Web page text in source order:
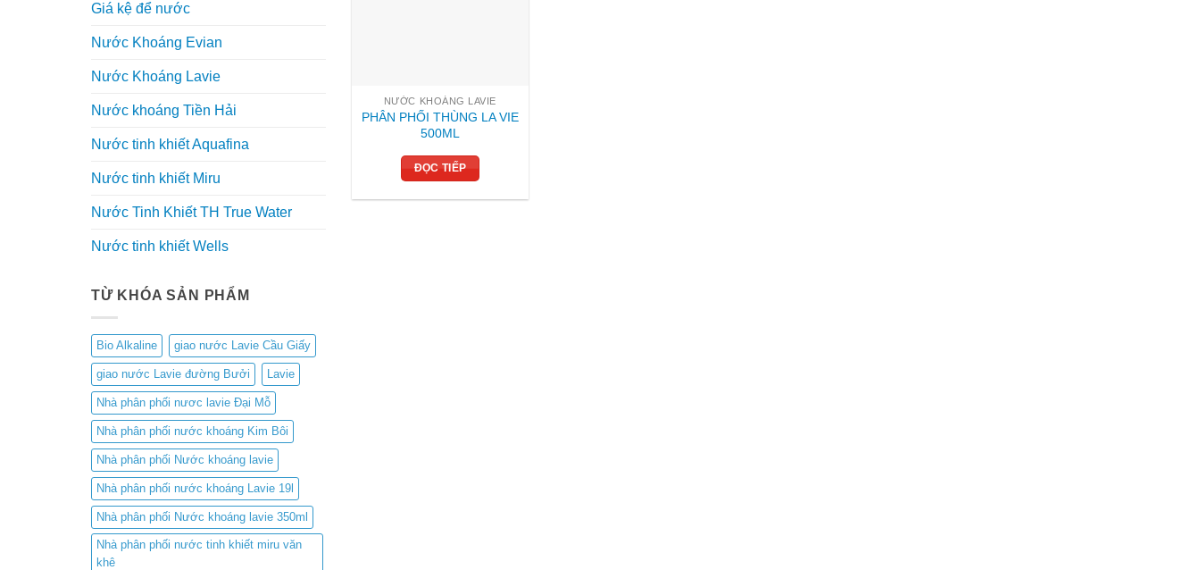
Giá kệ để nước
Nước Khoáng Evian
Nước Khoáng Lavie
Nước khoáng Tiền Hải
Nước tinh khiết Aquafina
Nước tinh khiết Miru
Nước Tinh Khiết TH True Water
Nước tinh khiết Wells
TỪ KHÓA SẢN PHẨM
Bio Alkaline giao nước Lavie Cầu Giấy
giao nước Lavie đường Bưởi Lavie
Nhà phân phối nươc lavie Đại Mỗ
Nhà phân phối nước khoáng Kim Bôi
Nhà phân phối Nước khoáng lavie
Nhà phân phối nước khoáng Lavie 19l
Nhà phân phối Nước khoáng lavie 350ml
Nhà phân phối nước tinh khiết miru văn
khê
NƯỚC KHOÁNG LAVIE
PHÂN PHỐI THÙNG LA VIE
500ML
ĐỌC TIẾP